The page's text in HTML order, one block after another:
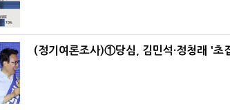
(정기여론조사)①당심, 김민석·정청래 '